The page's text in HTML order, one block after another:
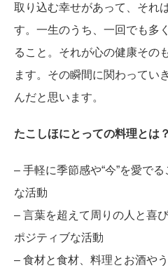
取り込む幸せがあって、それ
す。一生のうち、一回でも多
ること。それが心の健康その
ます。その瞬間に関わってい
んだと思います。
たこしほにとっての料理とは？
– 手軽に季節感や“今”を愛で
な活動
– 言葉を超えて周りの人と喜
ポジティブな活動
– 食材と食材、料理とお酒や